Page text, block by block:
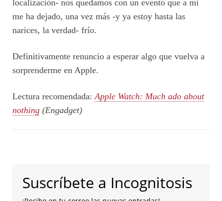
localización- nos quedamos con un evento que a mi
me ha dejado, una vez más -y ya estoy hasta las
narices, la verdad- frío.
Definitivamente renuncio a esperar algo que vuelva a
sorprenderme en Apple.
Lectura recomendada:Apple Watch: Much ado about
nothing (Engadget)
Suscríbete a Incognitosis